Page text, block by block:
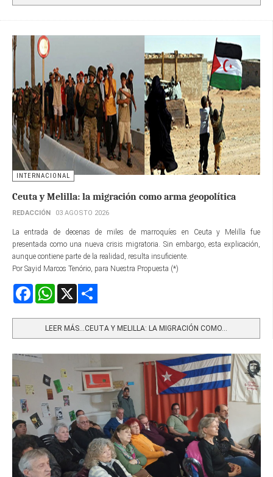
INTERNACIONAL
Ceuta y Melilla: la migración como arma geopolítica
REDACCIÓN 03 AGOSTO 2026
La entrada de decenas de miles de marroquíes en Ceuta y Melilla fue
presentada como una nueva crisis migratoria. Sin embargo, esta explicación,
aunque contiene parte de la realidad, resulta insuficiente.
Por Sayid Marcos Tenório, para Nuestra Propuesta (*)
FacebookWhatsApp
LEER MÁS…CEUTA Y MELILLA: LA MIGRACIÓN COMO...